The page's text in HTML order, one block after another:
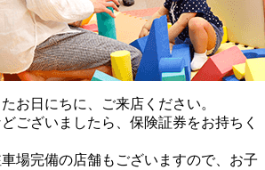
お日にちに、ご来店ください。
ございましたら、保険証券をお持ちく
場完備の店舗もございますので、お子